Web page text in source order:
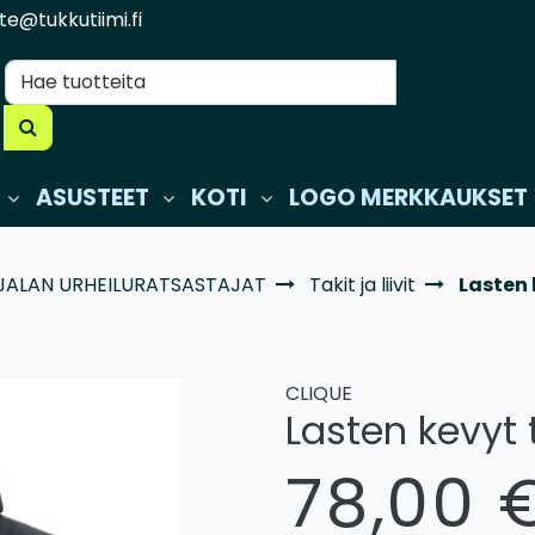
ASUSTEET KOTI LOGO MERKKAUKSET
URHEILURATSASTAJAT Takit ja liivit
CLIQUE
Lasten kevyt
78,00